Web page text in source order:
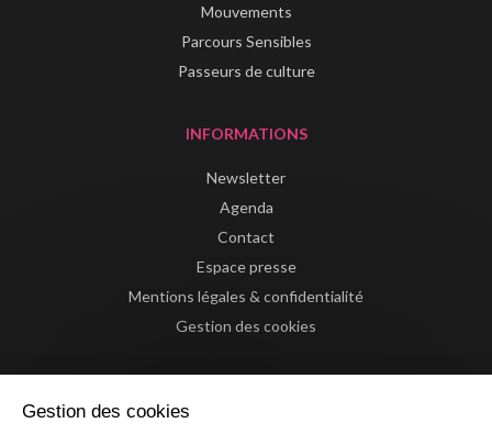
Mouvements
Parcours Sensibles
Passeurs de culture
INFORMATIONS
Newsletter
Agenda
Contact
Espace presse
Mentions légales & confidentialité
Gestion des cookies
Gestion des cookies